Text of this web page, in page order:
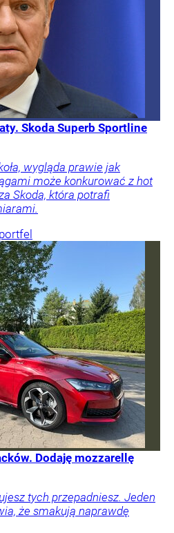
Skoda Superb Sportline
wygląda prawie jak
może konkurować z hot
Skoda, która potrafi
Dodaję mozzarellę
tych przepadniesz. Jeden
że smakują naprawdę